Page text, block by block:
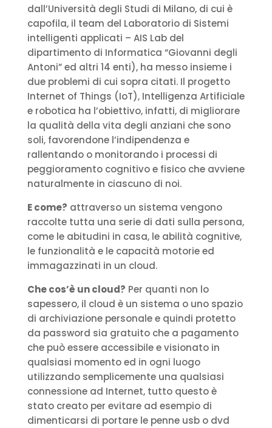
dall’Università degli Studi di Milano, di cui è
capofila, il team del Laboratorio di Sistemi
intelligenti applicati – AIS Lab del
dipartimento di Informatica “Giovanni degli
Antoni” ed altri 14 enti), ha messo insieme i
due problemi di cui sopra citati. Il progetto
Internet of Things (IoT), Intelligenza Artificiale
e robotica ha l’obiettivo, infatti, di migliorare
la qualità della vita degli anziani che sono
soli, favorendone l’indipendenza e
rallentando o monitorando i processi di
peggioramento cognitivo e fisico che avviene
naturalmente in ciascuno di noi.
E come? attraverso un sistema vengono
raccolte tutta una serie di dati sulla persona,
come le abitudini in casa, le abilità cognitive,
le funzionalità e le capacità motorie ed
immagazzinati in un cloud.
Che cos’è un cloud? Per quanti non lo
sapessero, il cloud è un sistema o uno spazio
di archiviazione personale e quindi protetto
da password sia gratuito che a pagamento
che può essere accessibile e visionato in
qualsiasi momento ed in ogni luogo
utilizzando semplicemente una qualsiasi
connessione ad Internet, tutto questo è
stato creato per evitare ad esempio di
dimenticarsi di portare le penne usb o dvd